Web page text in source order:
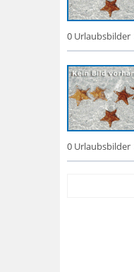
0 Urlaubsbilder
0 Urlaubsbilder